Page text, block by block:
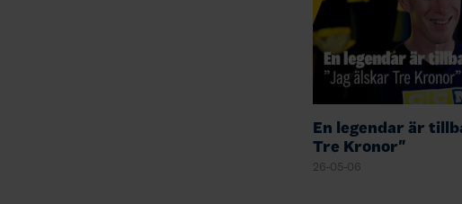
En legendar är
Tre Kronor"
26-05-06